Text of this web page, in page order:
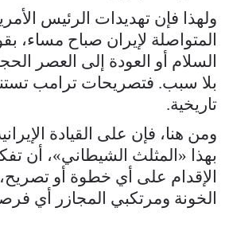
ولهذا فإن تهديدات الرئيس
المتواصلة لإيران صباح مساء،
السلام أو العودة إلى العصر
بلا سبب. فتصريحات ترامب
تاريخية.
ومن هنا، فإن على القيادة
بهذا «المثلث الشيطاني»، أن
الإقدام على أي خطوة أو تصريح،
الخونة ومرتكبي المجازر أي